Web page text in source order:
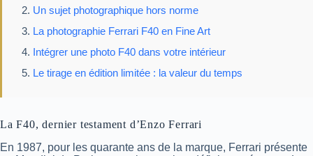
Un sujet photographique hors norme
La photographie Ferrari F40 en Fine Art
Intégrer une photo F40 dans votre intérieur
Le tirage en édition limitée : la valeur du temps
La F40, dernier testament d’Enzo Ferrari
En 1987, pour les quarante ans de la marque, Ferrari présente